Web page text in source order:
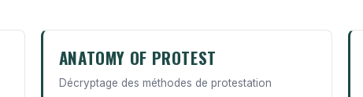
ANATOMY OF PROTEST
Décryptage des méthodes de protestation